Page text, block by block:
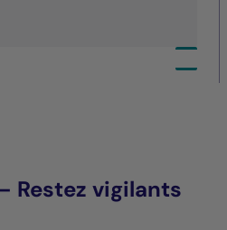
Restez vigilants